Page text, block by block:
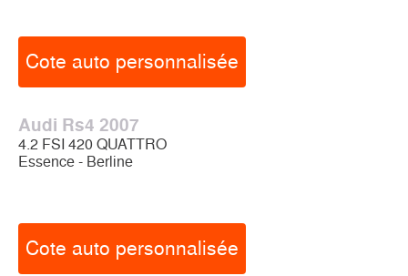
Cote auto personnalisée
Audi Rs4 2007
4.2 FSI 420 QUATTRO
Essence - Berline
Cote auto personnalisée